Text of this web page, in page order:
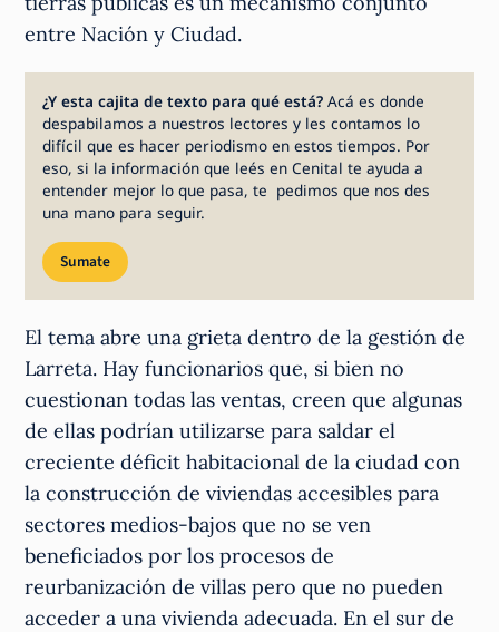
entre Nación y Ciudad.
¿Y esta cajita de texto para qué está?Acá es donde
despabilamos a nuestros lectores y les contamos lo
difícil que es hacer periodismo en estos tiempos. Por
eso, si la información que leés en Cenital te ayuda a
entender mejor lo que pasa, te pedimos que nos des
una mano para seguir.
Sumate
El tema abre una grieta dentro de la gestión de
Larreta. Hay funcionarios que, si bien no
cuestionan todas las ventas, creen que algunas
de ellas podrían utilizarse para saldar el
creciente déficit habitacional de la ciudad con
la construcción de viviendas accesibles para
sectores medios-bajos que no se ven
beneficiados por los procesos de
reurbanización de villas pero que no pueden
acceder a una vivienda adecuada. En el sur de